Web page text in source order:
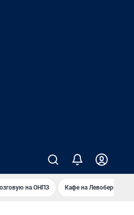
на ОНПЗ Кафе на Левобережье